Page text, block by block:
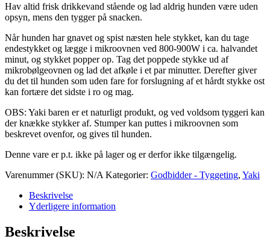
Hav altid frisk drikkevand stående og lad aldrig hunden være uden
opsyn, mens den tygger på snacken.
Når hunden har gnavet og spist næsten hele stykket, kan du tage
endestykket og lægge i mikroovnen ved 800-900W i ca. halvandet
minut, og stykket popper op. Tag det poppede stykke ud af
mikrobølgeovnen og lad det afkøle i et par minutter. Derefter giver
du det til hunden som uden fare for forslugning af et hårdt stykke ost
kan fortære det sidste i ro og mag.
OBS: Yaki baren er et naturligt produkt, og ved voldsom tyggeri kan
der knække stykker af. Stumper kan puttes i mikroovnen som
beskrevet ovenfor, og gives til hunden.
Denne vare er p.t. ikke på lager og er derfor ikke tilgængelig.
Varenummer (SKU): N/A Kategorier: Godbidder - Tyggeting, Yaki
Beskrivelse
Yderligere information
Beskrivelse